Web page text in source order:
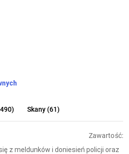
do
Skany (61)
Zawartość:
z meldunków i doniesień policji oraz